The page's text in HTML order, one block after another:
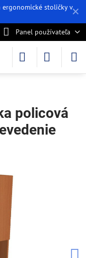
✕
ergonomické stoličky v
Panel používateľa
policová